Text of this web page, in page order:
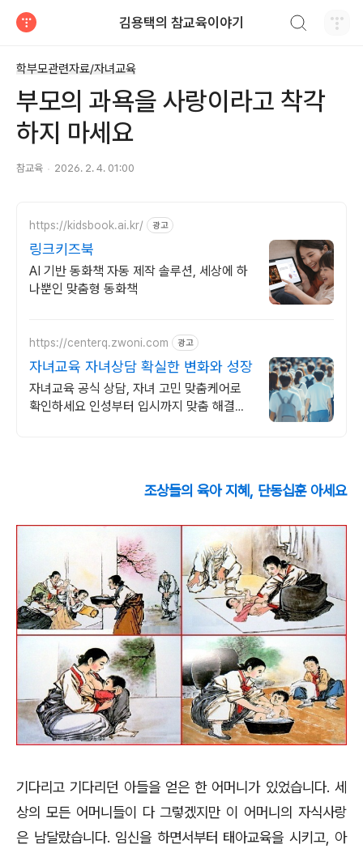
김용택의 참교육이야기
학부모관련자료/자녀교육
부모의 과욕을 사랑이라고 착각
하지 마세요
참교육 2026. 2. 4. 01:00
https://kidsbook.ai.kr/ 광고
링크키즈북
AI 기반 동화책 자동 제작 솔루션, 세상에 하
나뿐인 맞춤형 동화책
https://centerq.zwoni.com 광고
자녀교육 자녀상담 확실한 변화와 성장
자녀교육 공식 상담, 자녀 고민 맞춤케어로
확인하세요 인성부터 입시까지 맞춤 해결책
조상들의 육아 지혜, 단동십훈 아세요
기다리고 기다리던 아들을 얻은 한 어머니가 있었습니다.세
상의 모든 어머니들이 다 그렇겠지만 이 어머니의 자식사랑
은 남달랐습니다. 임신을 하면서부터 태아교육을 시키고, 아